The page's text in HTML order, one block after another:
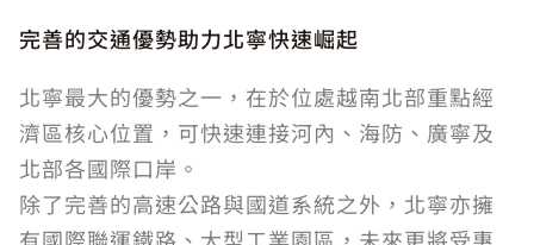
完善的交通優勢助力北寧快速崛起
北寧最大的優勢之一，在於位處越南北部重點經
濟區核心位置，可快速連接河內、海防、廣寧及
北部各國際口岸。
除了完善的高速公路與國道系統之外，北寧亦擁